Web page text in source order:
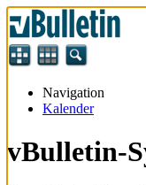
Navigation
Kalender
vBulletin-